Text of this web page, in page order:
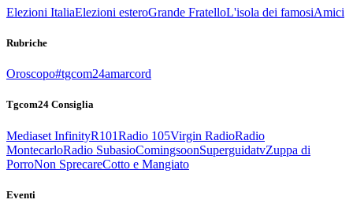
Elezioni ItaliaElezioni esteroGrande FratelloL'isola dei famosiAmici
Rubriche
Oroscopo#tgcom24amarcord
Tgcom24 Consiglia
Mediaset InfinityR101Radio 105Virgin RadioRadio
MontecarloRadio SubasioComingsoonSuperguidatvZuppa di
PorroNon SprecareCotto e Mangiato
Eventi